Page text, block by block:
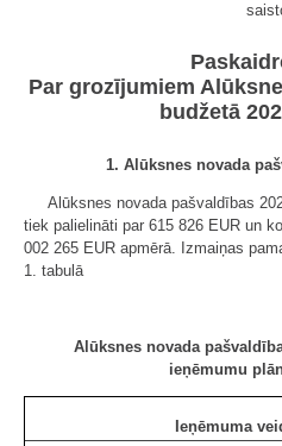
Par grozījumiem
budžetā
1. Alūksnes novada
Alūksnes novada pašvaldības
tiek palielināti par 615 826 EUR un
002 265 EUR apmērā. Izmaiņas
1. tabulā
Alūksnes novada
ieņēmumu
Ieņēmuma